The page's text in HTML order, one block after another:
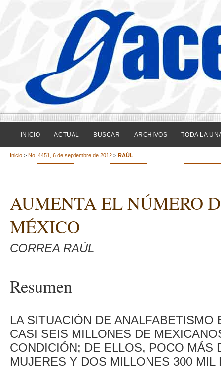
INICIO ACTUAL BUSCAR ARCHIVOS TODA LA
Inicio > No. 4451, 6 de septiembre de 2012 > RAÚL
AUMENTA EL NÚMERO
MÉXICO
CORREA RAÚL
Resumen
LA SITUACIÓN DE
CASI SEIS MILLONES DE
CONDICIÓN; DE ELLOS, POCO MÁS
MUJERES Y DOS MILLONES 300